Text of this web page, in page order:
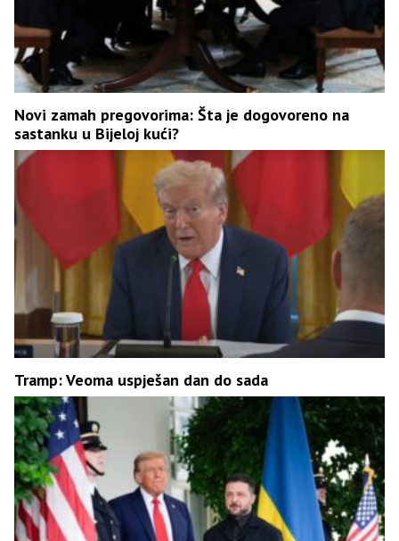
Novi zamah pregovorima: Šta je dogovoreno na
sastanku u Bijeloj kući?
Tramp: Veoma uspješan dan do sada